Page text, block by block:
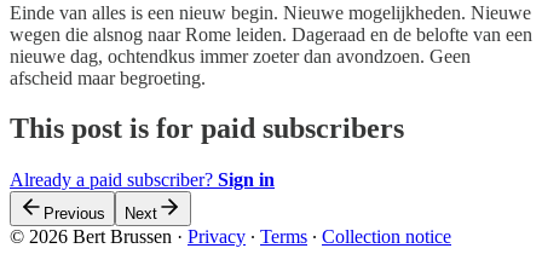
Einde van alles is een nieuw begin. Nieuwe mogelijkheden. Nieuwe
wegen die alsnog naar Rome leiden. Dageraad en de belofte van een
nieuwe dag, ochtendkus immer zoeter dan avondzoen. Geen
afscheid maar begroeting.
This post is for paid subscribers
Already a paid subscriber? Sign in
Previous Next
© 2026 Bert Brussen · Privacy ∙ Terms ∙ Collection notice